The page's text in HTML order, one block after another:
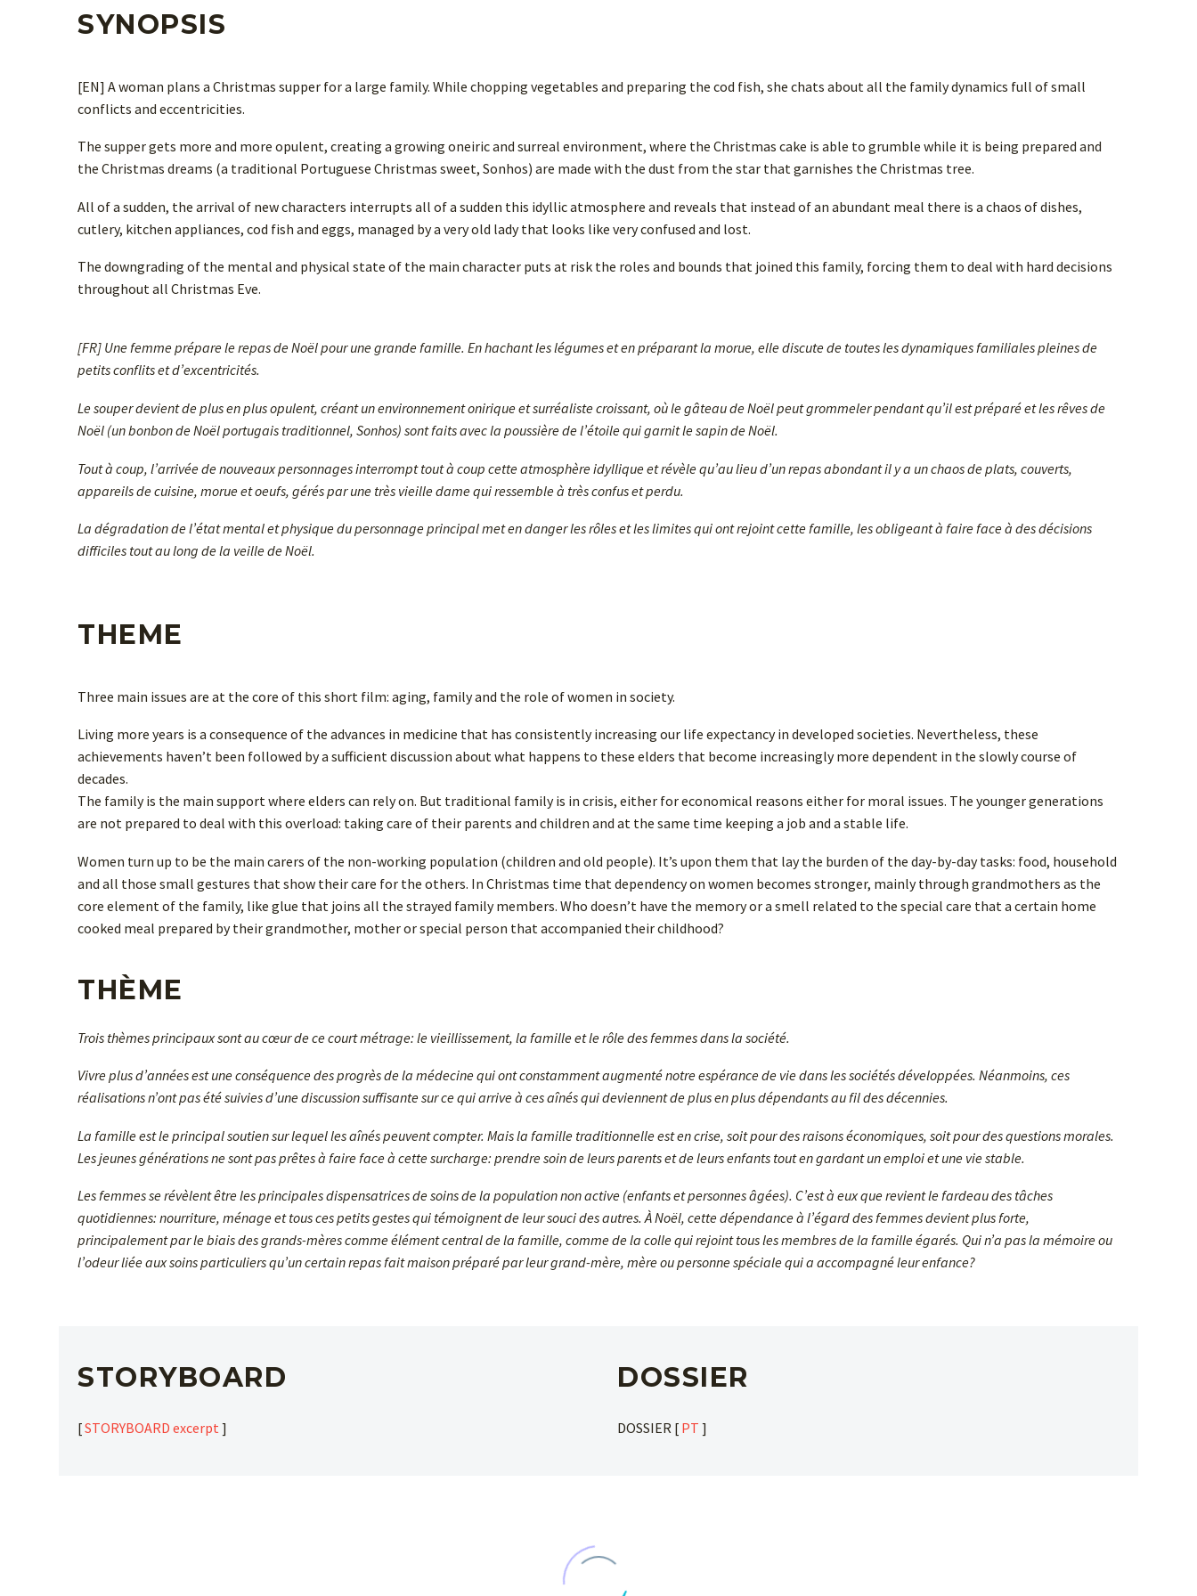
SYNOPSIS
[EN] A woman plans a Christmas supper for a large family. While chopping vegetables and preparing the cod fish, she chats about all the family dynamics full of small
conflicts and eccentricities.
The supper gets more and more opulent, creating a growing oneiric and surreal environment, where the Christmas cake is able to grumble while it is being prepared and
the Christmas dreams (a traditional Portuguese Christmas sweet, Sonhos) are made with the dust from the star that garnishes the Christmas tree.
All of a sudden, the arrival of new characters interrupts all of a sudden this idyllic atmosphere and reveals that instead of an abundant meal there is a chaos of dishes,
cutlery, kitchen appliances, cod fish and eggs, managed by a very old lady that looks like very confused and lost.
The downgrading of the mental and physical state of the main character puts at risk the roles and bounds that joined this family, forcing them to deal with hard decisions
throughout all Christmas Eve.
[FR] Une femme prépare le repas de Noël pour une grande famille. En hachant les légumes et en préparant la morue, elle discute de toutes les dynamiques familiales pleines de
petits conflits et d’excentricités.
Le souper devient de plus en plus opulent, créant un environnement onirique et surréaliste croissant, où le gâteau de Noël peut grommeler pendant qu’il est préparé et les rêves de
Noël (un bonbon de Noël portugais traditionnel, Sonhos) sont faits avec la poussière de l’étoile qui garnit le sapin de Noël.
Tout à coup, l’arrivée de nouveaux personnages interrompt tout à coup cette atmosphère idyllique et révèle qu’au lieu d’un repas abondant il y a un chaos de plats, couverts,
appareils de cuisine, morue et oeufs, gérés par une très vieille dame qui ressemble à très confus et perdu.
La dégradation de l’état mental et physique du personnage principal met en danger les rôles et les limites qui ont rejoint cette famille, les obligeant à faire face à des décisions
difficiles tout au long de la veille de Noël.
THEME
Three main issues are at the core of this short film: aging, family and the role of women in society.
Living more years is a consequence of the advances in medicine that has consistently increasing our life expectancy in developed societies. Nevertheless, these
achievements haven’t been followed by a sufficient discussion about what happens to these elders that become increasingly more dependent in the slowly course of
decades.
The family is the main support where elders can rely on. But traditional family is in crisis, either for economical reasons either for moral issues. The younger generations
are not prepared to deal with this overload: taking care of their parents and children and at the same time keeping a job and a stable life.
Women turn up to be the main carers of the non-working population (children and old people). It’s upon them that lay the burden of the day-by-day tasks: food, household
and all those small gestures that show their care for the others. In Christmas time that dependency on women becomes stronger, mainly through grandmothers as the
core element of the family, like glue that joins all the strayed family members. Who doesn’t have the memory or a smell related to the special care that a certain home
cooked meal prepared by their grandmother, mother or special person that accompanied their childhood?
THÈME
Trois thèmes principaux sont au cœur de ce court métrage: le vieillissement, la famille et le rôle des femmes dans la société.
Vivre plus d’années est une conséquence des progrès de la médecine qui ont constamment augmenté notre espérance de vie dans les sociétés développées. Néanmoins, ces
réalisations n’ont pas été suivies d’une discussion suffisante sur ce qui arrive à ces aînés qui deviennent de plus en plus dépendants au fil des décennies.
La famille est le principal soutien sur lequel les aînés peuvent compter. Mais la famille traditionnelle est en crise, soit pour des raisons économiques, soit pour des questions morales.
Les jeunes générations ne sont pas prêtes à faire face à cette surcharge: prendre soin de leurs parents et de leurs enfants tout en gardant un emploi et une vie stable.
Les femmes se révèlent être les principales dispensatrices de soins de la population non active (enfants et personnes âgées). C’est à eux que revient le fardeau des tâches
quotidiennes: nourriture, ménage et tous ces petits gestes qui témoignent de leur souci des autres. À Noël, cette dépendance à l’égard des femmes devient plus forte,
principalement par le biais des grands-mères comme élément central de la famille, comme de la colle qui rejoint tous les membres de la famille égarés. Qui n’a pas la mémoire ou
l’odeur liée aux soins particuliers qu’un certain repas fait maison préparé par leur grand-mère, mère ou personne spéciale qui a accompagné leur enfance?
STORYBOARD
[STORYBOARD excerpt ]
DOSSIER
DOSSIER [ PT ]